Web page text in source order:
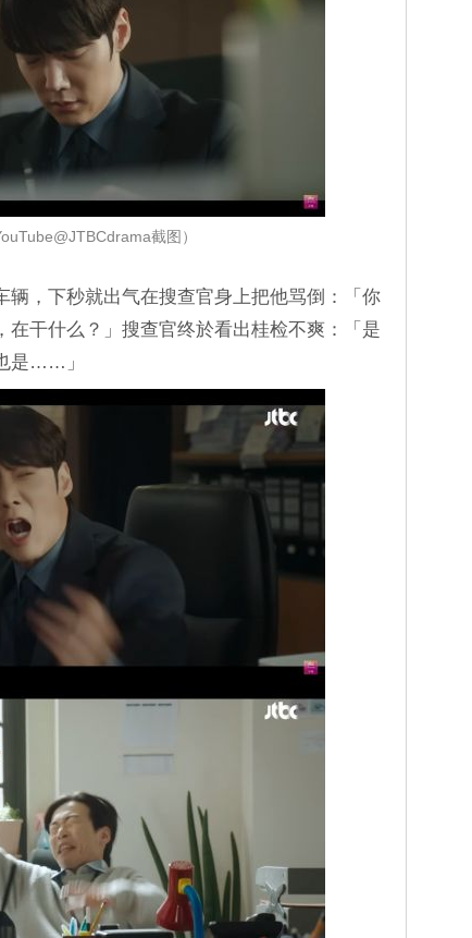
截图）
辆，下秒就出气在搜查官身上把他骂倒：「你
在干什么？」搜查官终於看出桂检不爽：「是
是……」